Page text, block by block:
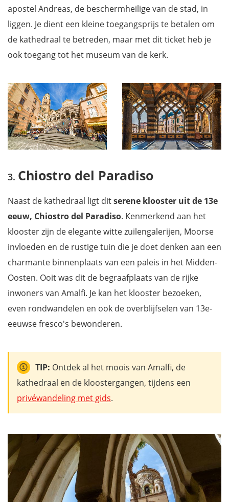
apostel Andreas, de beschermheilige van de stad, in
liggen. Je dient een kleine toegangsprijs te betalen om
de kathedraal te betreden, maar met dit ticket heb je
ook toegang tot het museum van de kerk.
Chiostro del Paradiso
Naast de kathedraal ligt ditserene klooster uit de 13e
eeuw, Chiostro del Paradiso. Kenmerkend aan het
klooster zijn de elegante witte zuilengalerijen, Moorse
invloeden en de rustige tuin die je doet denken aan een
charmante binnenplaats van een paleis in het Midden-
Oosten. Ooit was dit de begraafplaats van de rijke
inwoners van Amalfi. Je kan het klooster bezoeken,
even rondwandelen en ook de overblijfselen van 13e-
eeuwse fresco's bewonderen.
TIP: Ontdek al het moois van Amalfi, de
kathedraal en de kloostergangen, tijdens een
privéwandeling met gids.